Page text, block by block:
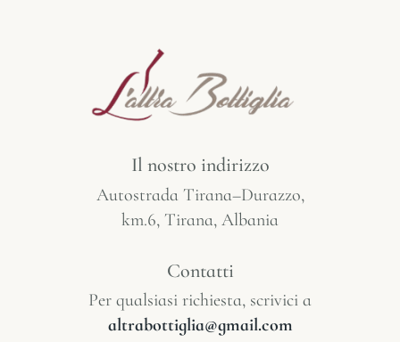
Il nostro indirizzo
Autostrada Tirana–Durazzo,
km.6, Tirana, Albania
Contatti
Per qualsiasi richiesta, scrivici a
altrabottiglia@gmail.com